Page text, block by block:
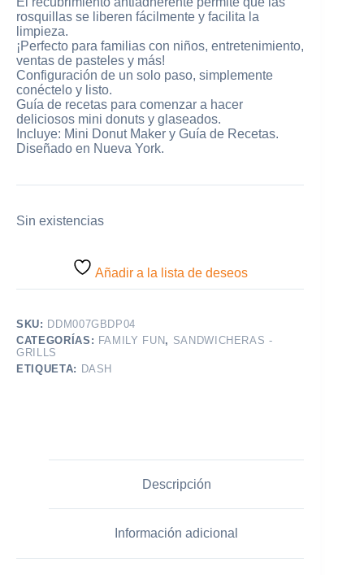
rosquillas se liberen fácilmente y facilita la
limpieza.
¡Perfecto para familias con niños, entretenimiento,
ventas de pasteles y más!
Configuración de un solo paso, simplemente
conéctelo y listo.
Guía de recetas para comenzar a hacer
deliciosos mini donuts y glaseados.
Incluye: Mini Donut Maker y Guía de Recetas.
Diseñado en Nueva York.
Sin existencias
Añadir a la lista de deseos
SKU: DDM007GBDP04
CATEGORÍAS: FAMILY FUN, SANDWICHERAS -
GRILLS
ETIQUETA: DASH
Descripción
Información adicional